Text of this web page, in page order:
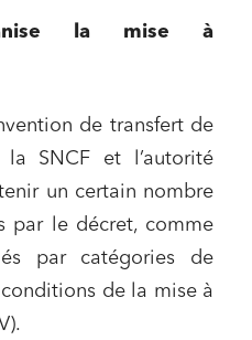
la mise à
de transfert de
SNCF et l’autorité
un certain nombre
par le décret, comme
par catégories de
de la mise à